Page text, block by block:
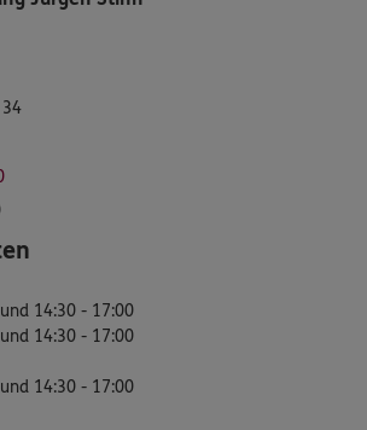
14:30 - 17:00
14:30 - 17:00
14:30 - 17:00